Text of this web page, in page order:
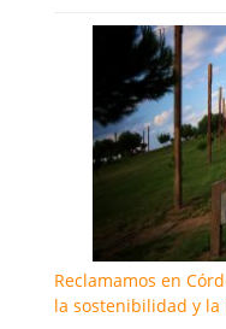
Reclamamos en
la sostenibilidad y